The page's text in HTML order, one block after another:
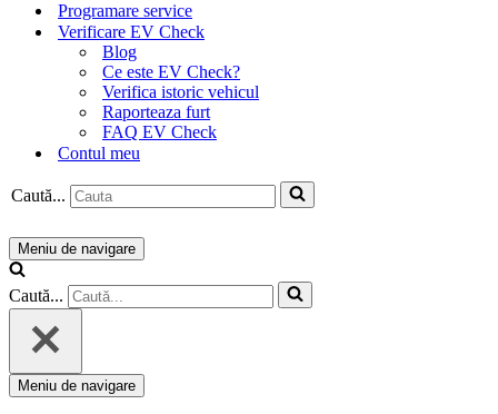
Programare service
Verificare EV Check
Blog
Ce este EV Check?
Verifica istoric vehicul
Raporteaza furt
FAQ EV Check
Contul meu
Caută...
Meniu de navigare
Caută...
Meniu de navigare